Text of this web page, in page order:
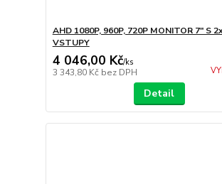
AHD 1080P, 960P, 720P MONITOR 7" S
VSTUPY
4 046,00 Kč/ks
3 343,80 Kč bez DPH
Detail